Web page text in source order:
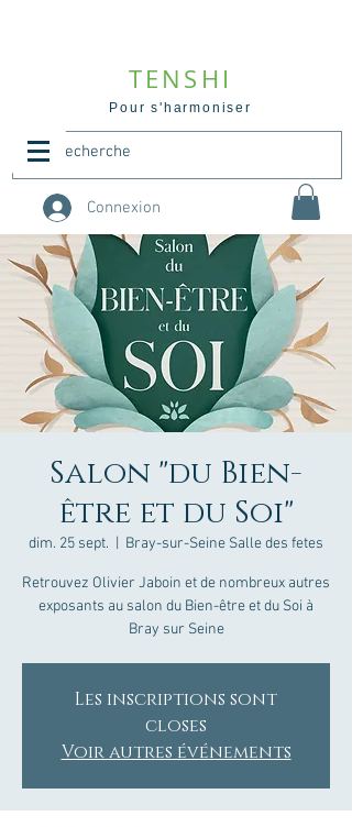
TENSHI
Pour s'harmoniser
Connexion
Salon "du Bien-
être et du Soi"
dim. 25 sept.
  |
Bray-sur-Seine Salle des fetes
Retrouvez Olivier Jaboin et de nombreux autres
exposants au salon du Bien-être et du Soi à
Bray sur Seine
Les inscriptions sont
closes
Voir autres événements